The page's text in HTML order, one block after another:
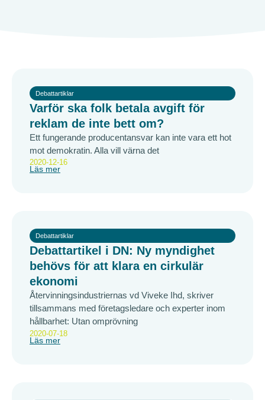
Debattartiklar
Varför ska folk betala avgift för
reklam de inte bett om?
Ett fungerande producentansvar kan inte vara ett hot
mot demokratin. Alla vill värna det
2020-12-16
Läs mer
Debattartiklar
Debattartikel i DN: Ny myndighet
behövs för att klara en cirkulär
ekonomi
Återvinningsindustriernas vd Viveke Ihd, skriver
tillsammans med företagsledare och experter inom
hållbarhet: Utan omprövning
2020-07-18
Läs mer